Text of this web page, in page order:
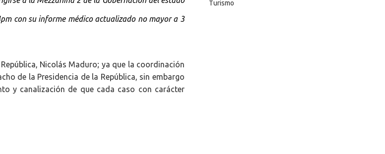
con su informe médico actualizado no mayor a 3
Nicolás Maduro; ya que la coordinación
de la Presidencia de la República, sin embargo
y canalización de que cada caso con carácter
Turismo